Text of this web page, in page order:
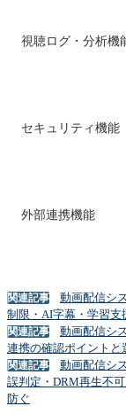
視聴ログ・分析機
セキュリティ機能
外部連携機能
関連記事
動画配信シ
制限・AI字幕・学習支
関連記事
動画配信シ
連携の確認ポイントと
関連記事
動画配信シ
誤判定・DRM再生不
防ぐ